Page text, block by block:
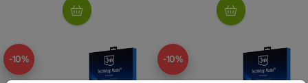
-10% -10%